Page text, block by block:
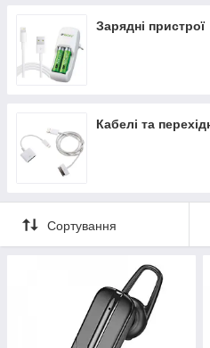
Зарядні пристрої
Кабелі та
Сортування